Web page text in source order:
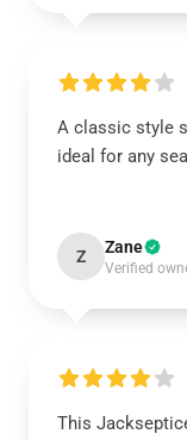
A classic style
ideal for any
Z Zane
Verified
This